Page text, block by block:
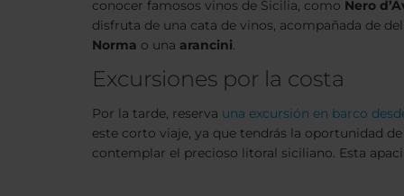
conocer famosos vinos de Sicilia, como Nero
disfruta de una cata de vinos, acompañada de
Norma o una arancini.
Excursiones por la costa
Por la tarde, reserva una excursión en barco
este corto viaje, ya que tendrás la oportunidad
contemplar el precioso litoral siciliano. Esta